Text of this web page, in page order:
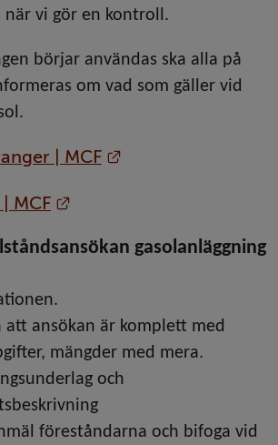
när vi gör en kontroll.
börjar användas ska alla på
om vad som gäller vid
| MCF
MCF
gasolanläggning
att ansökan är komplett med
mängder med mera.
och
föreståndarna och bifoga vid